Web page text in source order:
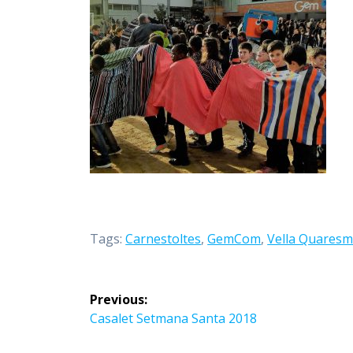
Tags:Carnestoltes,GemCom,Vella
Navegació
d'entrades
Previous:
Previous
Casalet Setmana Santa 2018